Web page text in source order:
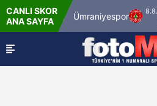
CANLI SKOR
ANA SAYFA
Ümraniyespor